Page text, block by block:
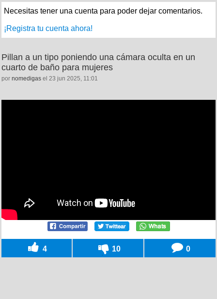
Necesitas tener una cuenta para poder dejar comentarios.
¡Registra tu cuenta ahora!
Pillan a un tipo poniendo una cámara oculta en un
cuarto de baño para mujeres
por nomedigas el 23 jun 2025, 11:01
4 10 0